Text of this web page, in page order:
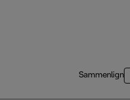
Sammenlign